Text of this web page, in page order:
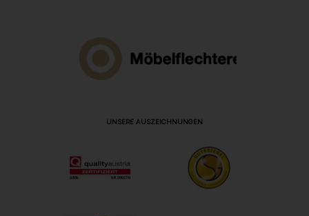
UNSERE AUSZEICHNUNGEN